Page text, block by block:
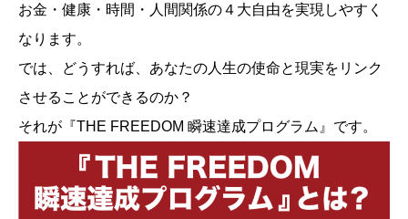
お金・健康・時間・人間関係の４大自由を実現しやすく
なります。
では、どうすれば、あなたの人生の使命と現実をリンク
させることができるのか？
それが『THE FREEDOM 瞬速達成プログラム』です。